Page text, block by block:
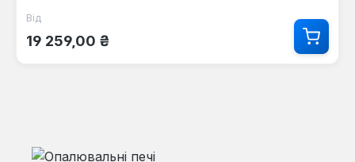
Звичайна ціна:
Від
19 259,00 ₴